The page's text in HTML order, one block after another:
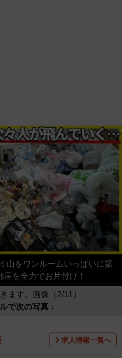
山をワンルームいっぱいに築
を全力でお片付け！
ます。画像（2/11）
で次の写真 ↓
求人情報一覧へ